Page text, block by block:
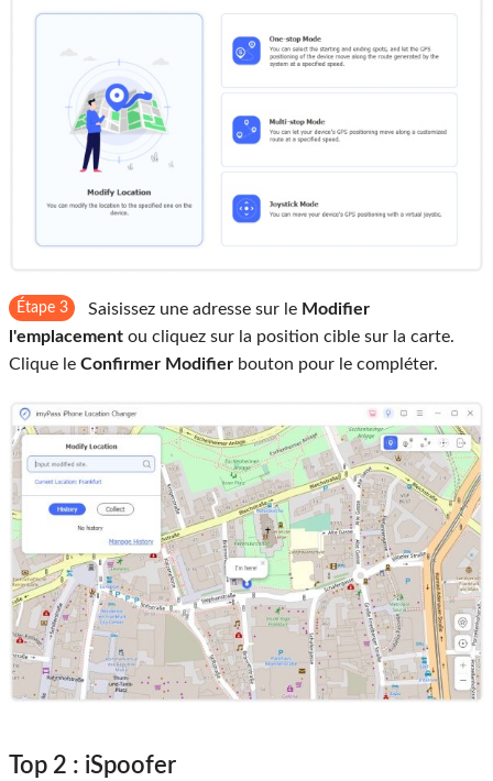
Étape 3 Saisissez une adresse sur le Modifier
l'emplacement ou cliquez sur la position cible sur la carte.
Clique le Confirmer Modifier bouton pour le compléter.
Top 2 : iSpoofer